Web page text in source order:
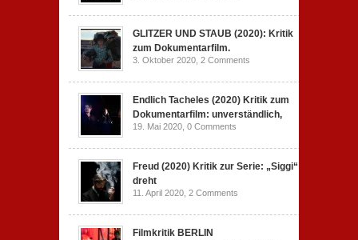
GLITZER UND STAUB (2020): Kritik
zum Dokumentarfilm.
3. Oktober 2020, 2 Comments
Endlich Tacheles (2020) Kritik zum
Dokumentarfilm: unverständlich,
19. Mai 2020, 0 Comments
Freud (2020) Kritik zur Serie: „Siggi“
dreht
11. April 2020, 2 Comments
Filmkritik BERLIN